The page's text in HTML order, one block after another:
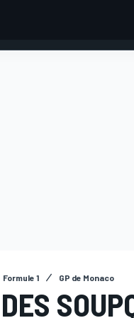
Formule 1 GP de Monaco
DES